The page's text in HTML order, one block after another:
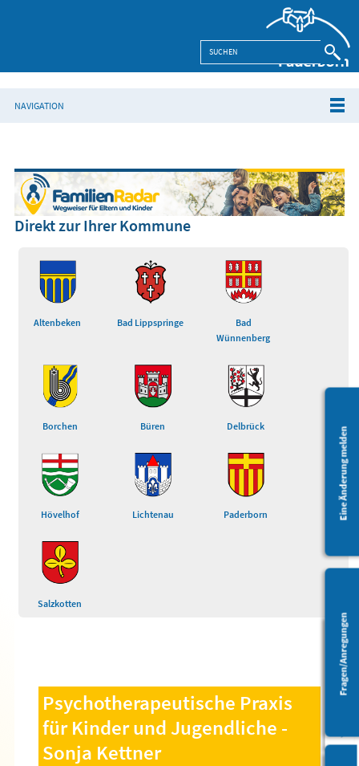
Barrierefreiheit
NAVIGATION
Eine Änderung melden
Fragen/Anregungen
Direkt zur Ihrer Kommune
Altenbeken Bad Lippspringe
Bad
Wünnenberg
Borchen Büren Delbrück
Hövelhof Lichtenau Paderborn
Salzkotten
Psychotherapeutische Praxis
für Kinder und Jugendliche -
Sonja Kettner